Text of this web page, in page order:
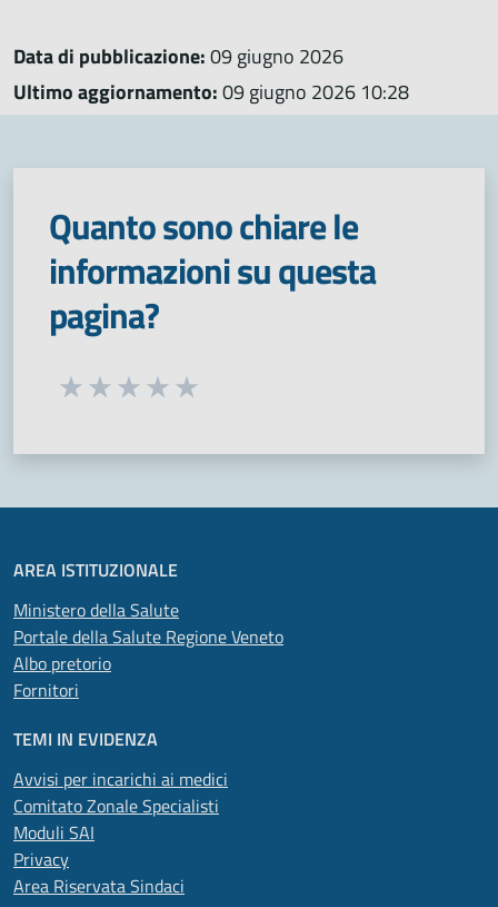
Data di pubblicazione:09 giugno 2026
Ultimo aggiornamento:09 giugno 2026 10:28
Quanto sono chiare le
informazioni su questa
pagina?
Seleziona una valutazione da 1 a 5 stelle
AREA ISTITUZIONALE
Ministero della Salute
Portale della Salute Regione Veneto
Albo pretorio
Fornitori
TEMI IN EVIDENZA
Avvisi per incarichi ai medici
Comitato Zonale Specialisti
Moduli SAI
Privacy
Area Riservata Sindaci